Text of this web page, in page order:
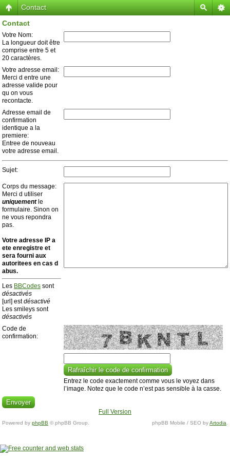
Contact
Contact
Votre Nom:
La longueur doit être
comprise entre 5 et
20 caractères.
Votre adresse email:
Merci d entre une
adresse valide pour
qu on vous
recontacte.
Adresse email de
confirmation
identique a la
premiere:
Entree de nouveau
votre adresse email.
Sujet:
Corps du message:
Merci d utiliser
uniquementle
formulaire. Sinon on
ne vous repondra
pas.
Votre adresse ΙΡ a
ete enregistre et
sera fourni aux
autoritees en cas d
abus.
Les BBCodes sont
désactivés
[url] estdésactivé
Les smileys sont
désactivés
Code de
confirmation:
Entrez le code exactement comme vous le voyez dans
l’image. Notez que le code n’est pas sensible à la casse.
Full Version
Powered by phpBB © phpBB Group. phpBB Mobile / SEO byArtodia.